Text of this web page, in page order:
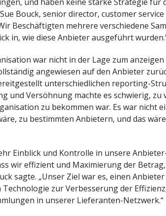
Bouck, senior director, customer
Beschäftigten mehrere verschiedene
in, wie diese Anbieter ausgeführt
war nicht in der Lage zum
angewiesen auf den Anbieter
unterschiedlichen reporting-
und Versöhnung machte es schwierig, zu
zu bekommen war. Es war nicht
zu bestimmten Anbietern, und das
Einblick und Kontrolle in unsere
wir effizient und Maximierung der
sagte. „Unser Ziel war es, einen
zur Verbesserung der
in unserer Lieferanten-Netzwerk.“